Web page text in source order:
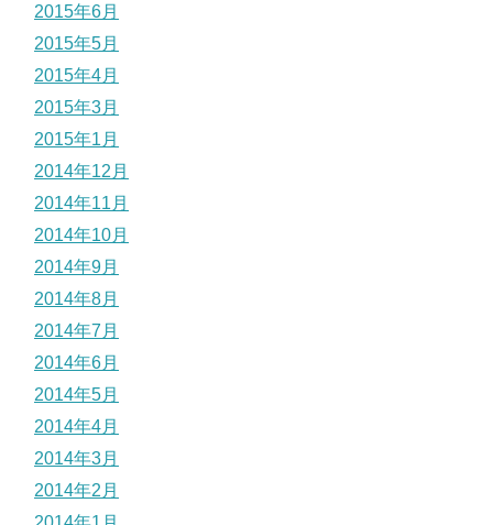
2015年6月
2015年5月
2015年4月
2015年3月
2015年1月
2014年12月
2014年11月
2014年10月
2014年9月
2014年8月
2014年7月
2014年6月
2014年5月
2014年4月
2014年3月
2014年2月